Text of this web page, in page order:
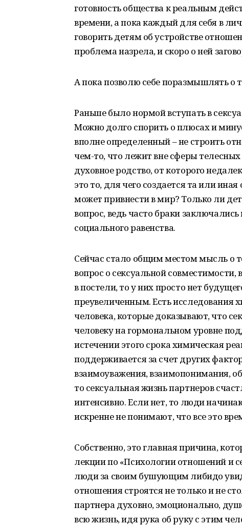
готовность общества к реальным
времени, а пока каждый для себя в
говорить детям об устройстве
проблема назрела, и скоро о ней
А пока позволю себе поразмышлять о
Раньше было нормой вступать в
Можно долго спорить о плюсах и
вполне определенный – не строить
чем-то, что лежит вне сферы
духовное родство, от которого
это то, для чего создается та или
может привнести в мир? Только ли
вопрос, ведь часто браки
социального равенства.
Сейчас стало общим местом мысль о
вопрос о сексуальной
в постели, то у них просто нет
преувеличенным. Есть исследования
человека, которые доказывают, что
человеку на гормональном уровне
истечении этого срока химическая
поддерживается за счет других
взаимоуважения, взаимопонимания,
то сексуальная жизнь партнеров
интенсивно. Если нет, то люди
искренне не понимают, что все это
Собственно, это главная причина,
лекции по «Психологии отношений и
люди за своим бушующим либидо
отношения строятся не только и не
партнера духовно, эмоционально,
всю жизнь, идя рука об руку с этим